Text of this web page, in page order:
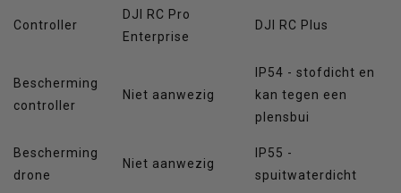
Controller
DJI RC Pro
Enterprise
DJI RC Plus
Bescherming
controller
Niet aanwezig
IP54 - stofdicht en
kan tegen een
plensbui
Bescherming
drone
Niet aanwezig
IP55 -
spuitwaterdicht